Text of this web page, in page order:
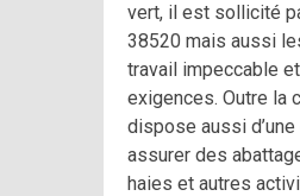
vert, il est sollicité
38520 mais aussi
travail impeccable
exigences. Outre la
dispose aussi
assurer des
haies et autres